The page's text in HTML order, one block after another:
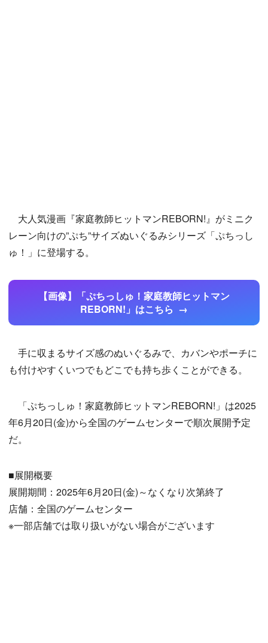
大人気漫画『家庭教師ヒットマンREBORN!』がミニク
レーン向けの”ぷち”サイズぬいぐるみシリーズ「ぷちっし
ゅ！」に登場する。
【画像】「ぷちっしゅ！家庭教師ヒットマン
REBORN!」はこちら
手に収まるサイズ感のぬいぐるみで、カバンやポーチに
も付けやすくいつでもどこでも持ち歩くことができる。
「ぷちっしゅ！家庭教師ヒットマンREBORN!」は2025
年6月20日(金)から全国のゲームセンターで順次展開予定
だ。
■展開概要
展開期間：2025年6月20日(金)～なくなり次第終了
店舗：全国のゲームセンター
※一部店舗では取り扱いがない場合がございます